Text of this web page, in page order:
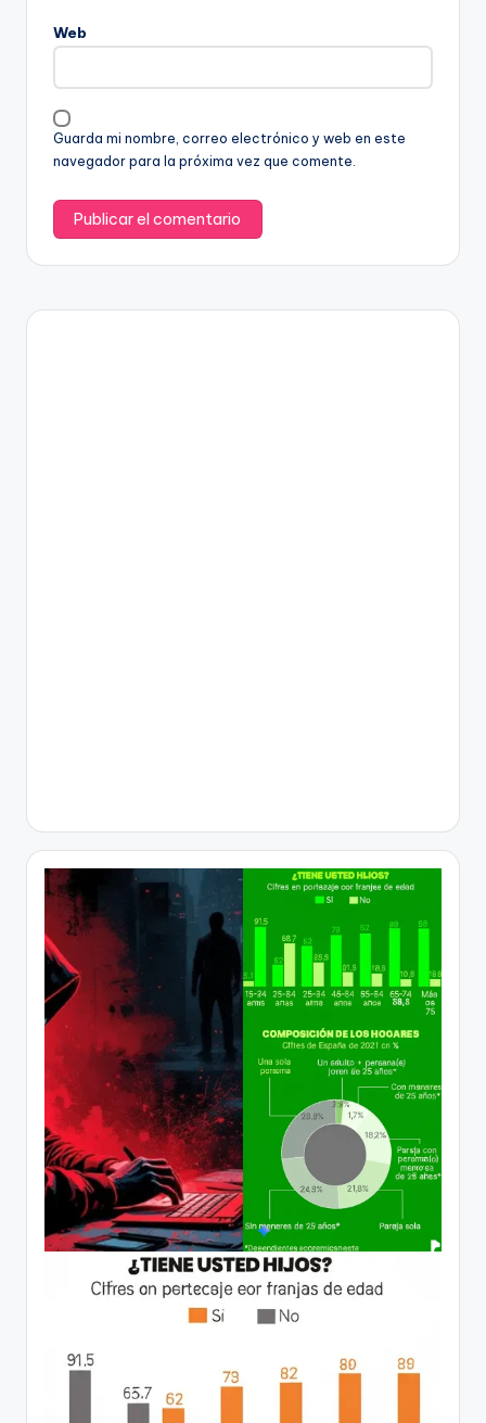
Web
Guarda mi nombre, correo electrónico y web en este
navegador para la próxima vez que comente.